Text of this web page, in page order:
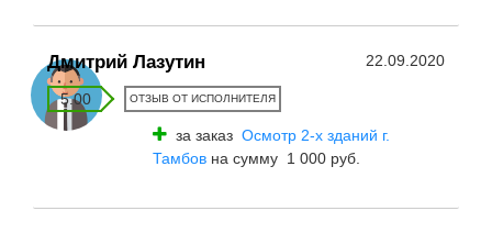
Дмитрий Лазутин 22.09.2020
5.00 ОТЗЫВ ОТ ИСПОЛНИТЕЛЯ
за заказ Осмотр 2-х зданий г.
Тамбов на сумму 1 000 руб.